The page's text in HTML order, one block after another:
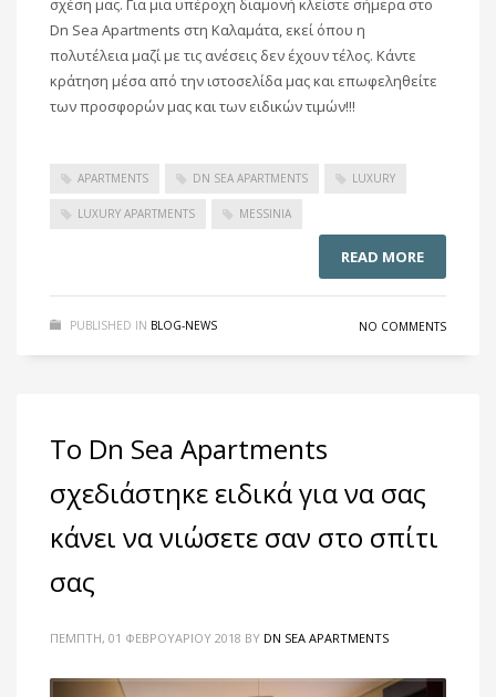
Dn Sea Apartments στη Καλαμάτα, εκεί όπου η
πολυτέλεια μαζί με τις ανέσεις δεν έχουν τέλος. Κάντε
κράτηση μέσα από την ιστοσελίδα μας και επωφεληθείτε
των προσφορών μας και των ειδικών τιμών!!!
APARTMENTS DN SEA APARTMENTS LUXURY
LUXURY APARTMENTS MESSINIA
READ MORE
PUBLISHED IN BLOG-NEWS NO COMMENTS
Το Dn Sea Apartments
σχεδιάστηκε ειδικά για να σας
κάνει να νιώσετε σαν στο σπίτι
σας
ΠΈΜΠΤΗ, 01 ΦΕΒΡΟΥΑΡΊΟΥ 2018 BY DN SEA APARTMENTS